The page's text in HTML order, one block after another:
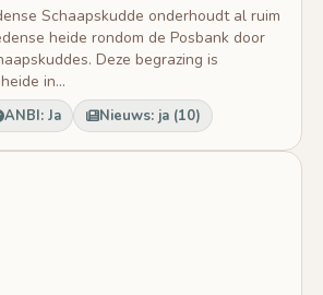
Schaapskudde onderhoudt al ruim
heide rondom de Posbank door
Deze begrazing is
in...
ANBI: Ja Nieuws: ja (10)